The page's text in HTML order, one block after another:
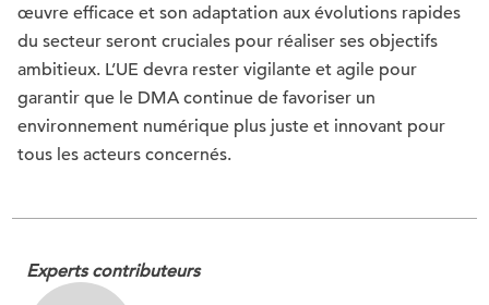
œuvre efficace et son adaptation aux évolutions rapides
du secteur seront cruciales pour réaliser ses objectifs
ambitieux. L’UE devra rester vigilante et agile pour
garantir que le DMA continue de favoriser un
environnement numérique plus juste et innovant pour
tous les acteurs concernés.
Experts contributeurs